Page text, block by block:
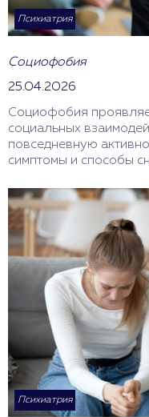
Психиатрия
Социофобия
25.04.2026
Социофобия
социальных
повседневную
симптомы и способы
Психиатрия